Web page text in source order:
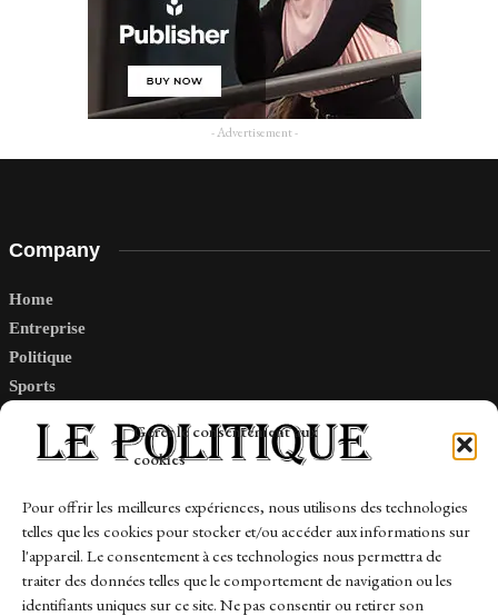
Gérer le consentement aux
cookies
Pour offrir les meilleures expériences, nous utilisons des technologies
telles que les cookies pour stocker et/ou accéder aux informations sur
l'appareil. Le consentement à ces technologies nous permettra de
traiter des données telles que le comportement de navigation ou les
identifiants uniques sur ce site. Ne pas consentir ou retirer son
- Advertisement -
Company
Home
Entreprise
Politique
Sports
Links
Contact